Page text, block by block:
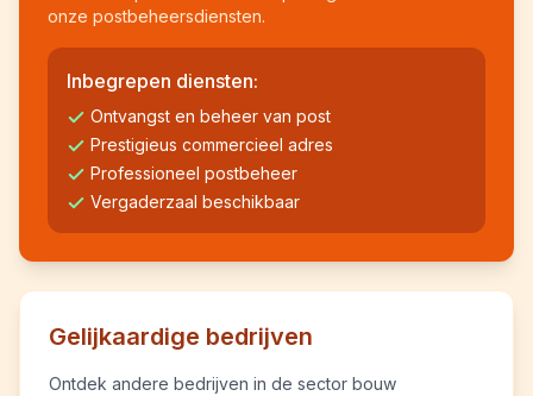
onze postbeheersdiensten.
Inbegrepen diensten:
Ontvangst en beheer van post
Prestigieus commercieel adres
Professioneel postbeheer
Vergaderzaal beschikbaar
Gelijkaardige bedrijven
Ontdek andere bedrijven in de sector bouw